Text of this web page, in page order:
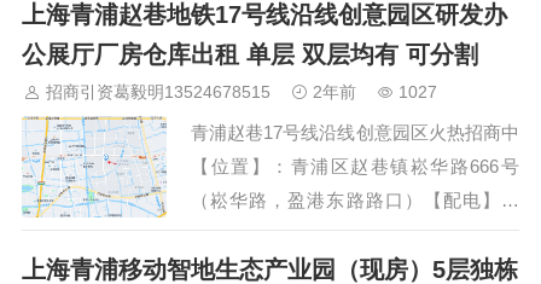
层、四层、五层框架结构厂房为主【主力
面积】：2330 ㎡、2041 ㎡、3100㎡、
5168 ㎡【层高】：首层7.8米，二层4.2
工，2022年7月完美交付使用。园区总招
商意向企业50多家.重点招引汽车零部
件、智…
上海青浦赵巷地铁17号线沿线创意园区研发办
公展厅厂房仓库出租 单层 双层均有 可分割
招商引资葛毅明13524678515 2年前 1027
青浦赵巷17号线沿线创意园区火热招商中
【位置】：青浦区赵巷镇崧华路666号
（崧华路，盈港东路路口）【配电】：
5200KV【地块】：104地块，合同可长
签，证件齐全，代办环评及注册。【面
上海青浦移动智地生态产业园（现房）5层独栋